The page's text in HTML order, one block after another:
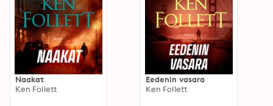
Naakat
Ken Follett
Eedenin vasara
Ken Follett